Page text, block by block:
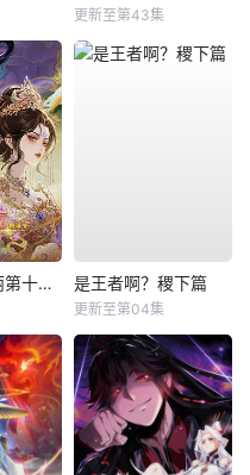
更新至第43集
精灵梦叶罗丽第十一季（下） 是王者啊？稷下篇
更新至第04集